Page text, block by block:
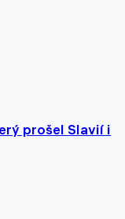
prošel Slavií i